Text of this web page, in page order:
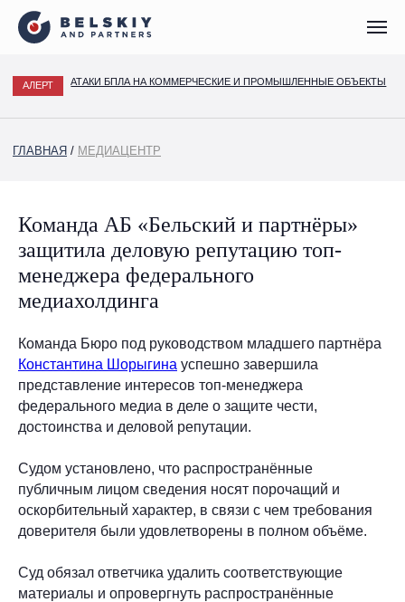
Команда АБ «Бельский и партнёры»
защитила деловую репутацию топ-
менеджера федерального
медиахолдинга
Команда Бюро под руководством младшего партнёра
Константина Шорыгина успешно завершила
представление интересов топ-менеджера
федерального медиа в деле о защите чести,
достоинства и деловой репутации.
Судом установлено, что распространённые
публичным лицом сведения носят порочащий и
оскорбительный характер, в связи с чем требования
доверителя были удовлетворены в полном объёме.
Суд обязал ответчика удалить соответствующие
материалы и опровергнуть распространённые